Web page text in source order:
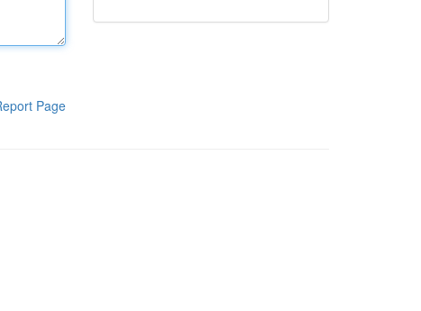
Page